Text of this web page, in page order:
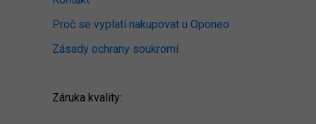
Proč se vyplatí nakupovat u Oponeo
Zásady ochrany soukromí
Záruka kvality: